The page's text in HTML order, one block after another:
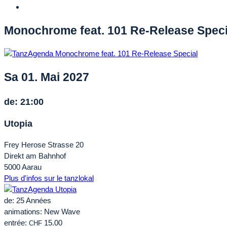
Monochrome feat. 101 Re-Release
Sa 01. Mai 2027
de: 21:00
Utopia
Frey Herose Strasse 20
Direkt am Bahnhof
5000 Aarau
Plus d'infos sur le tanzlokal
de: 25 Années
animations: New Wave
entrée: CHF 15.00